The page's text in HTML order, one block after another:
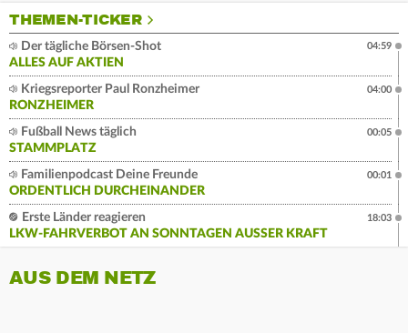
THEMEN-TICKER
Der tägliche Börsen-Shot
ALLES AUF AKTIEN
04:59
Kriegsreporter Paul Ronzheimer
RONZHEIMER
04:00
Fußball News täglich
STAMMPLATZ
00:05
Familienpodcast Deine Freunde
ORDENTLICH DURCHEINANDER
00:01
Erste Länder reagieren
LKW-FAHRVERBOT AN SONNTAGEN AUSSER KRAFT
18:03
AUS DEM NETZ